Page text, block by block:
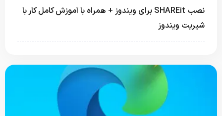
نصب SHAREit برای ویندوز + همراه با آموزش کامل کار با
شیریت ویندوز